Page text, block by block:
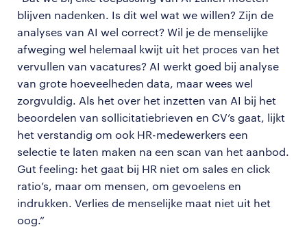
blijven nadenken. Is dit wel wat we willen? Zijn de
analyses van AI wel correct? Wil je de menselijke
afweging wel helemaal kwijt uit het proces van het
vervullen van vacatures? AI werkt goed bij analyse
van grote hoeveelheden data, maar wees wel
zorgvuldig. Als het over het inzetten van AI bij het
beoordelen van sollicitatiebrieven en CV’s gaat, lijkt
het verstandig om ook HR-medewerkers een
selectie te laten maken na een scan van het aanbod.
Gut feeling: het gaat bij HR niet om sales en click
ratio’s, maar om mensen, om gevoelens en
indrukken. Verlies de menselijke maat niet uit het
oog.”